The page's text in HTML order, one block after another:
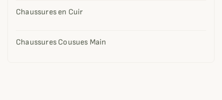
Chaussures en Cuir
Chaussures Cousues Main